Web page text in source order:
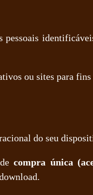
ou sites para
do seu
decompra única